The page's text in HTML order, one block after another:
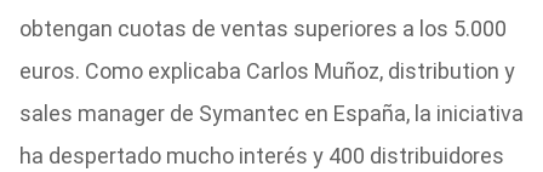
obtengan cuotas de ventas superiores a los 5.000
euros. Como explicaba Carlos Muñoz, distribution y
sales manager de Symantec en España, la iniciativa
ha despertado mucho interés y 400 distribuidores